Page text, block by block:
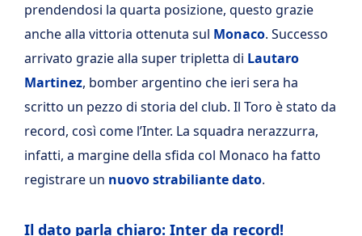
prendendosi la quarta posizione, questo grazie
anche alla vittoria ottenuta sul Monaco. Successo
arrivato grazie alla super tripletta di Lautaro
Martinez, bomber argentino che ieri sera ha
scritto un pezzo di storia del club. Il Toro è stato da
record, così come l’Inter. La squadra nerazzurra,
infatti, a margine della sfida col Monaco ha fatto
registrare un nuovo strabiliante dato.
Il dato parla chiaro: Inter da record!